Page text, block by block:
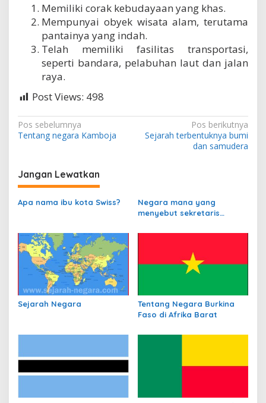
Memiliki corak kebudayaan yang khas.
Mempunyai obyek wisata alam, terutama
pantainya yang indah.
Telah memiliki fasilitas transportasi,
seperti bandara, pelabuhan laut dan jalan
raya.
Post Views: 498
N
a
i
g
a
i
p
s
Pos sebelumnya
Tentang negara Kamboja
Pos berikutnya
Sejarah terbentuknya bumi
dan samudera
Jangan Lewatkan
Apa nama ibu kota Swiss?
Negara mana yang
menyebut sekretaris
perbendaharaannya
Sejarah Negara
Tentang Negara Burkina
Faso di Afrika Barat